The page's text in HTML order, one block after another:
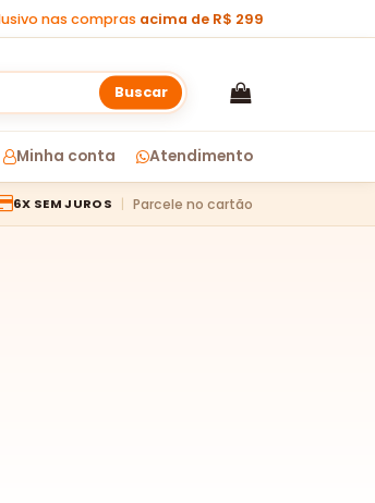
nas compras acima de R$ 299
Buscar
Minha conta Atendimento
6X SEM JUROS Parcele no cartão